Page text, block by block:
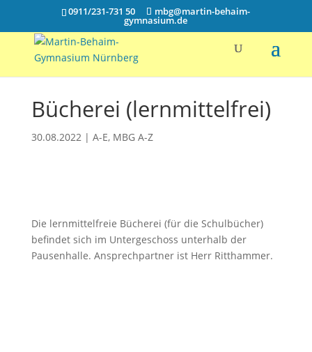
0911/231-731 50 mbg@martin-behaim-
gymnasium.de
Bücherei (lernmittelfrei)
30.08.2022| A-E, MBG A-Z
Die lernmittelfreie Bücherei (für die Schulbücher)
befindet sich im Untergeschoss unterhalb der
Pausenhalle. Ansprechpartner ist Herr Ritthammer.